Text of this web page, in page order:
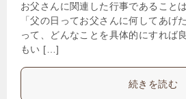
お父さんに関連した行事であること
「父の日ってお父さんに何してあげ
って、どんなことを具体的にすれば
もい […]
続きを読む